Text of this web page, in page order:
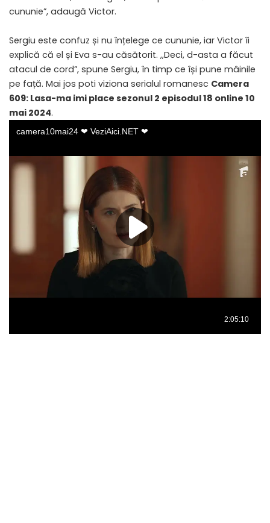
cununie”, adaugă Victor.
Sergiu este confuz și nu înțelege ce cununie, iar Victor îi
explică că el și Eva s-au căsătorit. ,,Deci, d-asta a făcut
atacul de cord”, spune Sergiu, în timp ce își pune mâinile
pe față. Mai jos poti viziona serialul romanesc Camera
609: Lasa-ma imi place sezonul 2 episodul 18 online 10
mai 2024.